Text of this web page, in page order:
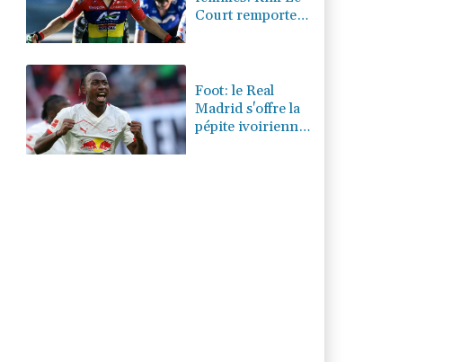
Court remporte
jaune
Foot: le Real
Madrid s'offre la
pépite ivoirienne